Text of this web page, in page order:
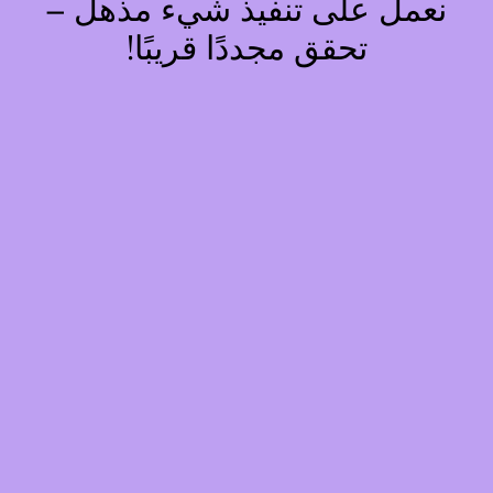
نعمل على تنفيذ شيء مذهل –
تحقق مجددًا قريبًا!